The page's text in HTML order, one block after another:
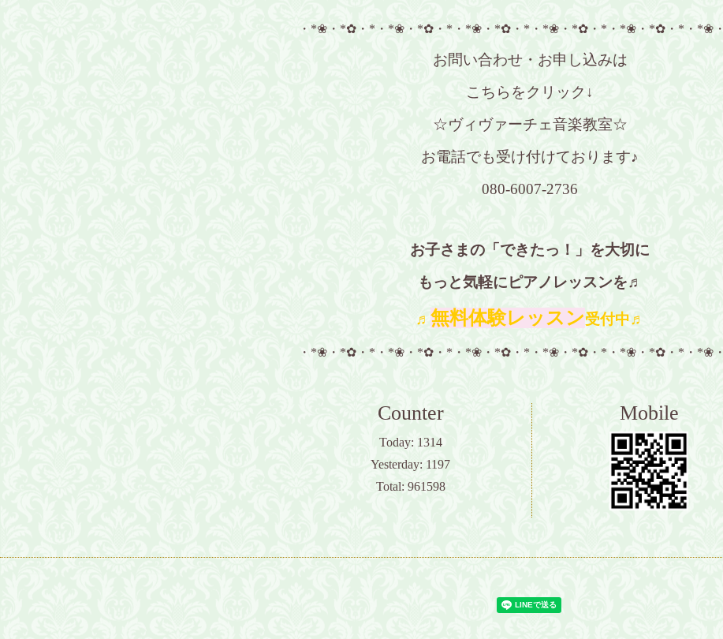
・*❀・*✿・*・*❀・*✿・*・*❀・*✿・*・*❀・*✿・*・*❀・*✿・*・*❀
お問い合わせ・お申し込みは
こちらをクリック↓
☆ヴィヴァーチェ音楽教室☆
お電話でも受け付けております♪
080-6007-2736
お子さまの「できたっ！」を大切に
もっと気軽にピアノレッスンを♬
♬ 無料体験レッスン受付中♬
・*❀・*✿・*・*❀・*✿・*・*❀・*✿・*・*❀・*✿・*・*❀・*✿・*・*❀
Counter
Today: 1314
Yesterday: 1197
Total: 961598
Mobile